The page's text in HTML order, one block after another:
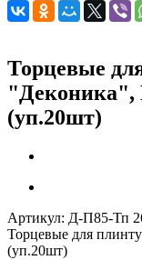
Торцевые
"Деконика",
(уп.20шт)
Артикул: Д-П85-Тп
Торцевые для
(уп.20шт)